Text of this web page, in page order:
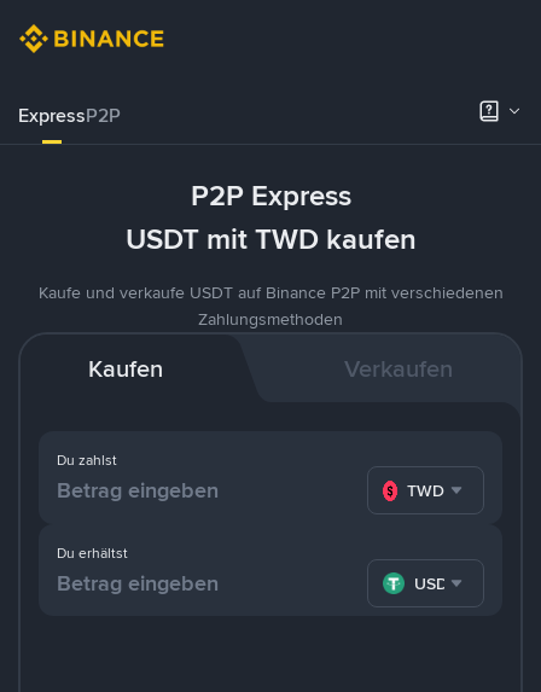
ExpressP2P
P2P Express
USDT mit TWD kaufen
Kaufe und verkaufe USDT auf Binance P2P mit verschiedenen
Zahlungsmethoden
Kaufen Verkaufen
Du zahlst
TWD
Du erhältst
USDT